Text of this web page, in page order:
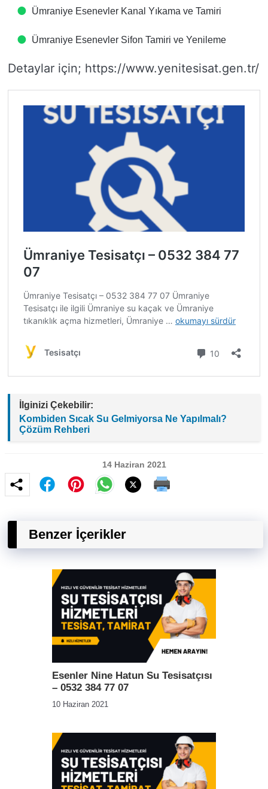
Ümraniye Esenevler Kanal Yıkama ve Tamiri
Ümraniye Esenevler Sifon Tamiri ve Yenileme
Detaylar için; https://www.yenitesisat.gen.tr/
İlginizi Çekebilir:
Kombiden Sıcak Su Gelmiyorsa Ne Yapılmalı?
Çözüm Rehberi
14 Haziran 2021
Benzer İçerikler
Esenler Nine Hatun Su Tesisatçısı
– 0532 384 77 07
10 Haziran 2021